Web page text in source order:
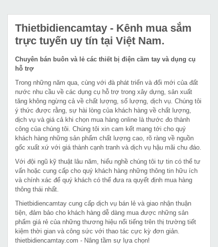
Thietbidiencamtay - Kênh mua sắm
trực tuyến uy tín tại Việt Nam.
Chuyên bán buôn và lẻ các thiết bị điện cầm tay và dụng cụ
hỗ trợ
Trong những năm qua, cùng với đà phát triển và đổi mới của đất
nước nhu cầu về các dụng cụ hỗ trợ trong xây dựng, sản xuất
tăng không ngừng cả về chất lượng, số lượng, dịch vụ. Chúng tôi
ý thức được rằng, sự hài lòng của khách hàng về chất lượng,
dịch vụ và giá cả khi chọn mua hàng online là thước đo thành
công của chúng tôi. Chúng tôi xin cam kết mang tới cho quý
khách hàng những sản phẩm chất lượng cao, rõ ràng về nguồn
gốc xuất xứ với giá thành cạnh tranh và dịch vụ hậu mãi chu đáo.
Với đội ngũ kỹ thuật lâu năm, hiểu nghề chúng tôi tự tin có thể tư
vấn hoặc cung cấp cho quý khách hàng những thông tin hữu ích
và chính xác để quý khách có thể đưa ra quyết định mua hàng
thông thái nhất.
Thietbidiencamtay cung cấp dịch vụ bán lẻ và giao nhận thuận
tiện, đảm bảo cho khách hàng dễ dàng mua được những sản
phẩm giá rẻ của những thương hiệu nổi tiếng trên thị trường tiết
kiệm thời gian và công sức với thao tác cực kỳ đơn giản.
thietbidiencamtay.com - Nâng tầm sự lựa chọn!